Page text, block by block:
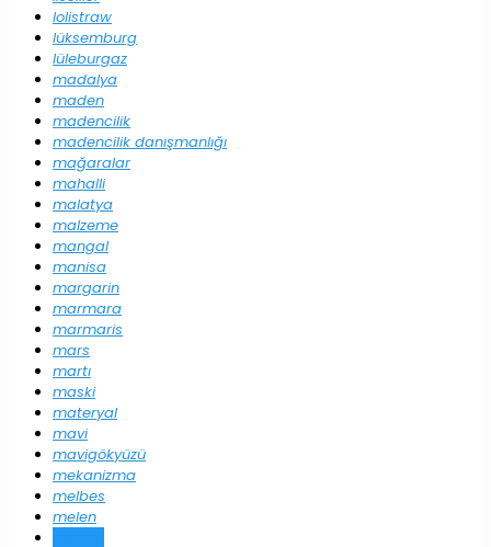
lolistraw
lüksemburg
lüleburgaz
madalya
maden
madencilik
madencilik danışmanlığı
mağaralar
mahalli
malatya
malzeme
mangal
manisa
margarin
marmara
marmaris
mars
martı
maski
materyal
mavi
mavigökyüzü
mekanizma
melbes
melen